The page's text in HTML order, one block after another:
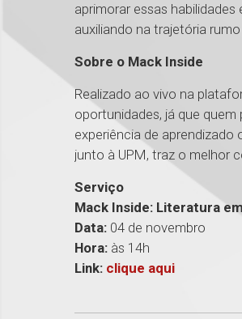
aprimorar essas
auxiliando na trajetória
Sobre o Mack Inside
Realizado ao vivo na
oportunidades, já que
experiência de aprendizado
junto à UPM, traz o melhor
Serviço
Mack Inside: Literatura
Data: 04 de novembro
Hora: às 14h
Link: clique aqui